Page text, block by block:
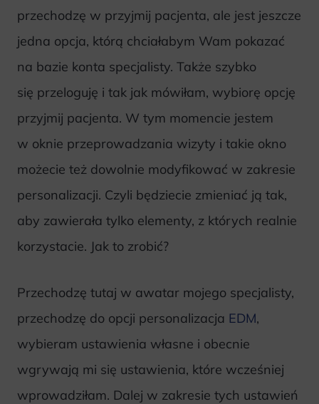
przechodzę w przyjmij pacjenta, ale jest jeszcze
jedna opcja, którą chciałabym Wam pokazać
na bazie konta specjalisty. Także szybko
się przeloguję i tak jak mówiłam, wybiorę opcję
przyjmij pacjenta. W tym momencie jestem
w oknie przeprowadzania wizyty i takie okno
możecie też dowolnie modyfikować w zakresie
personalizacji. Czyli będziecie zmieniać ją tak,
aby zawierała tylko elementy, z których realnie
korzystacie. Jak to zrobić?
Przechodzę tutaj w awatar mojego specjalisty,
przechodzę do opcji personalizacja EDM,
wybieram ustawienia własne i obecnie
wgrywają mi się ustawienia, które wcześniej
wprowadziłam. Dalej w zakresie tych ustawień